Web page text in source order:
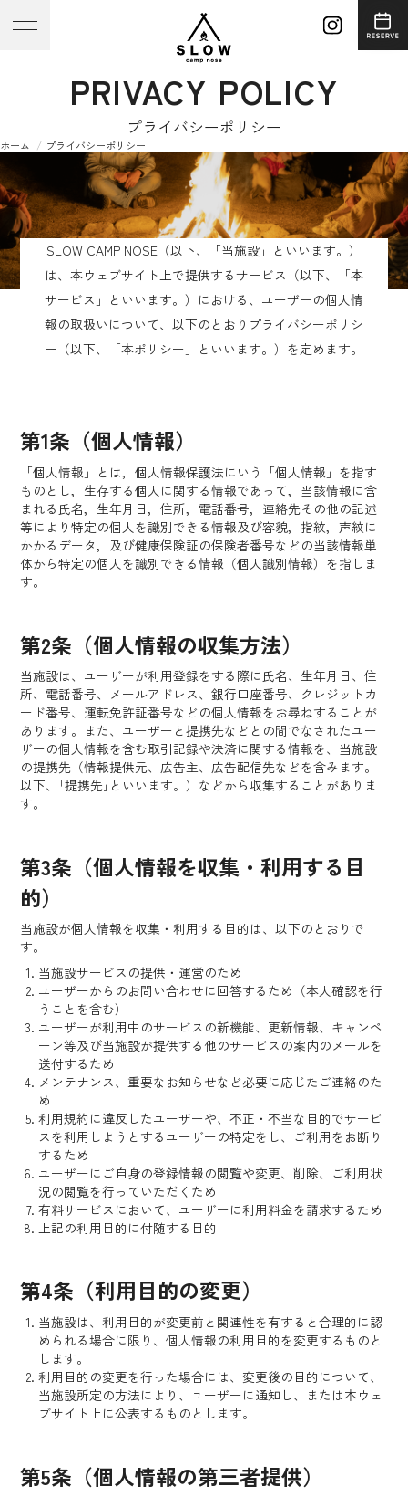
PRIVACY POLICY
プライバシーポリシー
ホーム プライバシーポリシー
SLOW CAMP NOSE（以下、「当施設」といいます。）
は、本ウェブサイト上で提供するサービス（以下、「本
サービス」といいます。）における、ユーザーの個人情
報の取扱いについて、以下のとおりプライバシーポリシ
ー（以下、「本ポリシー」といいます。）を定めます。
第1条（個人情報）
「個人情報」とは，個人情報保護法にいう「個人情報」を指す
ものとし，生存する個人に関する情報であって，当該情報に含
まれる氏名，生年月日，住所，電話番号，連絡先その他の記述
等により特定の個人を識別できる情報及び容貌，指紋，声紋に
かかるデータ，及び健康保険証の保険者番号などの当該情報単
体から特定の個人を識別できる情報（個人識別情報）を指しま
す。
第2条（個人情報の収集方法）
当施設は、ユーザーが利用登録をする際に氏名、生年月日、住
所、電話番号、メールアドレス、銀行口座番号、クレジットカ
ード番号、運転免許証番号などの個人情報をお尋ねすることが
あります。また、ユーザーと提携先などとの間でなされたユー
ザーの個人情報を含む取引記録や決済に関する情報を、当施設
の提携先（情報提供元、広告主、広告配信先などを含みます。
以下、｢提携先｣といいます。）などから収集することがありま
す。
第3条（個人情報を収集・利用する目
的）
当施設が個人情報を収集・利用する目的は、以下のとおりで
す。
当施設サービスの提供・運営のため
ユーザーからのお問い合わせに回答するため（本人確認を行
うことを含む）
ユーザーが利用中のサービスの新機能、更新情報、キャンペ
ーン等及び当施設が提供する他のサービスの案内のメールを
送付するため
メンテナンス、重要なお知らせなど必要に応じたご連絡のた
め
利用規約に違反したユーザーや、不正・不当な目的でサービ
スを利用しようとするユーザーの特定をし、ご利用をお断り
するため
ユーザーにご自身の登録情報の閲覧や変更、削除、ご利用状
況の閲覧を行っていただくため
有料サービスにおいて、ユーザーに利用料金を請求するため
上記の利用目的に付随する目的
第4条（利用目的の変更）
当施設は、利用目的が変更前と関連性を有すると合理的に認
められる場合に限り、個人情報の利用目的を変更するものと
します。
利用目的の変更を行った場合には、変更後の目的について、
当施設所定の方法により、ユーザーに通知し、または本ウェ
ブサイト上に公表するものとします。
第5条（個人情報の第三者提供）